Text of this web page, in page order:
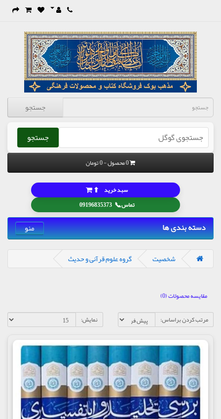
جستجو
جستجو
0 محصول - 0 تومان
تماس📞
09196835373
سبد خرید ⬆
دسته بندی ها منو
شخصیت گروه علوم قرآنی و حدیث
مقایسه محصولات (0)
مرتب کردن براساس:
نمایش: